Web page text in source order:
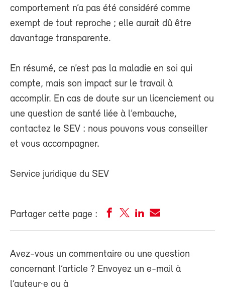
comportement n’a pas été considéré comme
exempt de tout reproche ; elle aurait dû être
davantage transparente.
En résumé, ce n’est pas la maladie en soi qui
compte, mais son impact sur le travail à
accomplir. En cas de doute sur un licenciement ou
une question de santé liée à l’embauche,
contactez le SEV : nous pouvons vous conseiller
et vous accompagner.
Service juridique du SEV
Partager cette page :
Avez-vous un commentaire ou une question
concernant l’article ? Envoyez un e-mail à
l’auteur·e ou à